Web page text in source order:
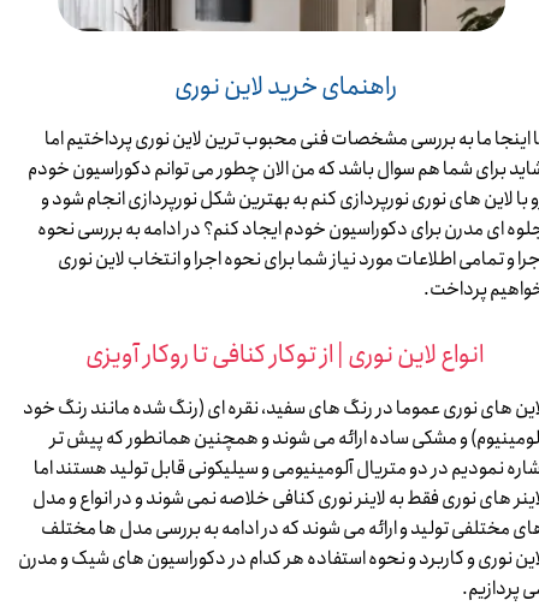
راهنمای خرید لاین نوری
اینجا ما به بررسی مشخصات فنی محبوب ترین لاین نوری پرداختیم اما
برای شما هم سوال باشد که من الان چطور می توانم دکوراسیون خودم
با لاین های نوری نورپردازی کنم به بهترین شکل نورپردازی انجام شود و
ای مدرن برای دکوراسیون خودم ایجاد کنم؟ در ادامه به بررسی نحوه
و تمامی اطلاعات مورد نیاز شما برای نحوه اجرا و انتخاب لاین نوری
پرداخت.
های نوری عموما در رنگ های سفید، نقره ای (رنگ شده مانند رنگ خود
و مشکی ساده ارائه می شوند و همچنین همانطور که پیش تر
نمودیم در دو متریال آلومینیومی و سیلیکونی قابل تولید هستند اما
های نوری فقط به لاینر نوری کنافی خلاصه نمی شوند و در انواع و مدل
مختلفی تولید و ارائه می شوند که در ادامه به بررسی مدل ها مختلف
نوری و کاربرد و نحوه استفاده هر کدام در دکوراسیون های شیک و مدرن
پردازیم.
​​​​​​​ انواع لاین نوری | از توکار کنافی تا روکار آویزی